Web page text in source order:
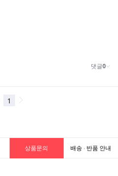
상품문의 배송 · 반품 안내